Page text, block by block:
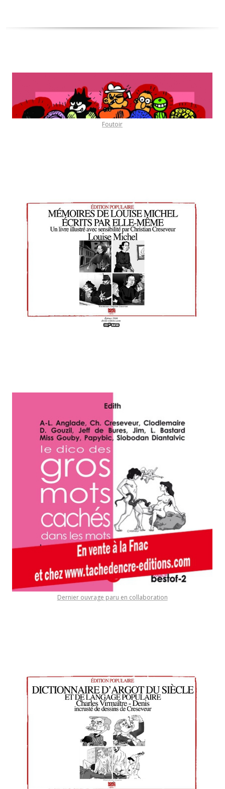
Foutoir
Dernier ouvrage paru en collaboration